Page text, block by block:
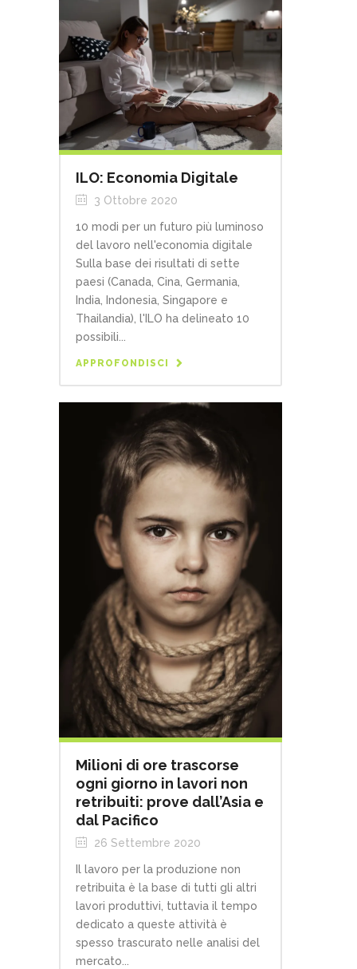
ILO: Economia Digitale
3 Ottobre 2020
10 modi per un futuro più luminoso
del lavoro nell'economia digitale
Sulla base dei risultati di sette
paesi (Canada, Cina, Germania,
India, Indonesia, Singapore e
Thailandia), l'ILO ha delineato 10
possibili...
APPROFONDISCI
Milioni di ore trascorse
ogni giorno in lavori non
retribuiti: prove dall’Asia e
dal Pacifico
26 Settembre 2020
Il lavoro per la produzione non
retribuita è la base di tutti gli altri
lavori produttivi, tuttavia il tempo
dedicato a queste attività è
spesso trascurato nelle analisi del
mercato...